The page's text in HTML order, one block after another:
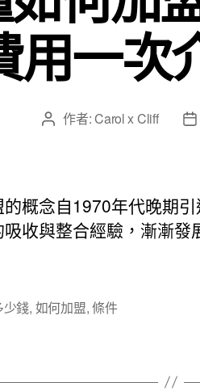
用一次
文 作者:Carol x Cliff
文
日
概念自1970年代晚期
收與整合經驗，漸漸發
少錢, 如何加盟,條件